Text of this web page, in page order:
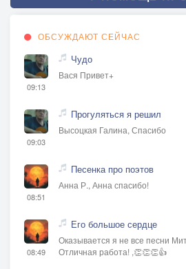
ОБСУЖДАЮТ СЕЙЧАС
09:13
Чудо
Вася Привет+
09:03
Прогуляться я решил
Высоцкая Галина, Спасибо
08:51
Песенка про поэтов
Анна Р., Анна спасибо!
08:49
Его большое сердце
Оказывается я не все песни
Отличная работа! ,👏👏👏👍